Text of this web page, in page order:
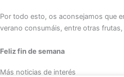
Por todo esto, os aconsejamos que
verano consumáis, entre otras
Feliz fin de semana
Más noticias de interés